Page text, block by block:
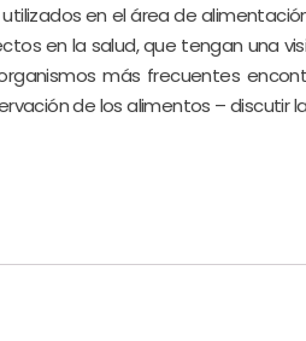
en el área de
en la salud, que tengan una
más frecuentes
de los alimentos – discutir